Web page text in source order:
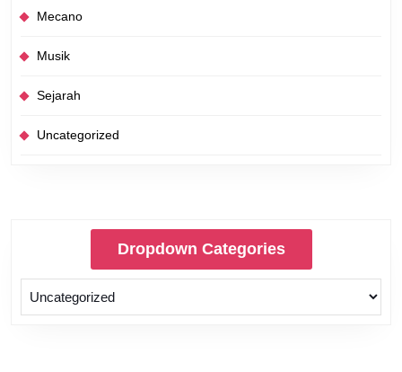
Mecano
Musik
Sejarah
Uncategorized
Dropdown Categories